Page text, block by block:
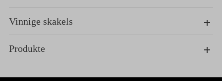
Vinnige skakels
Produkte